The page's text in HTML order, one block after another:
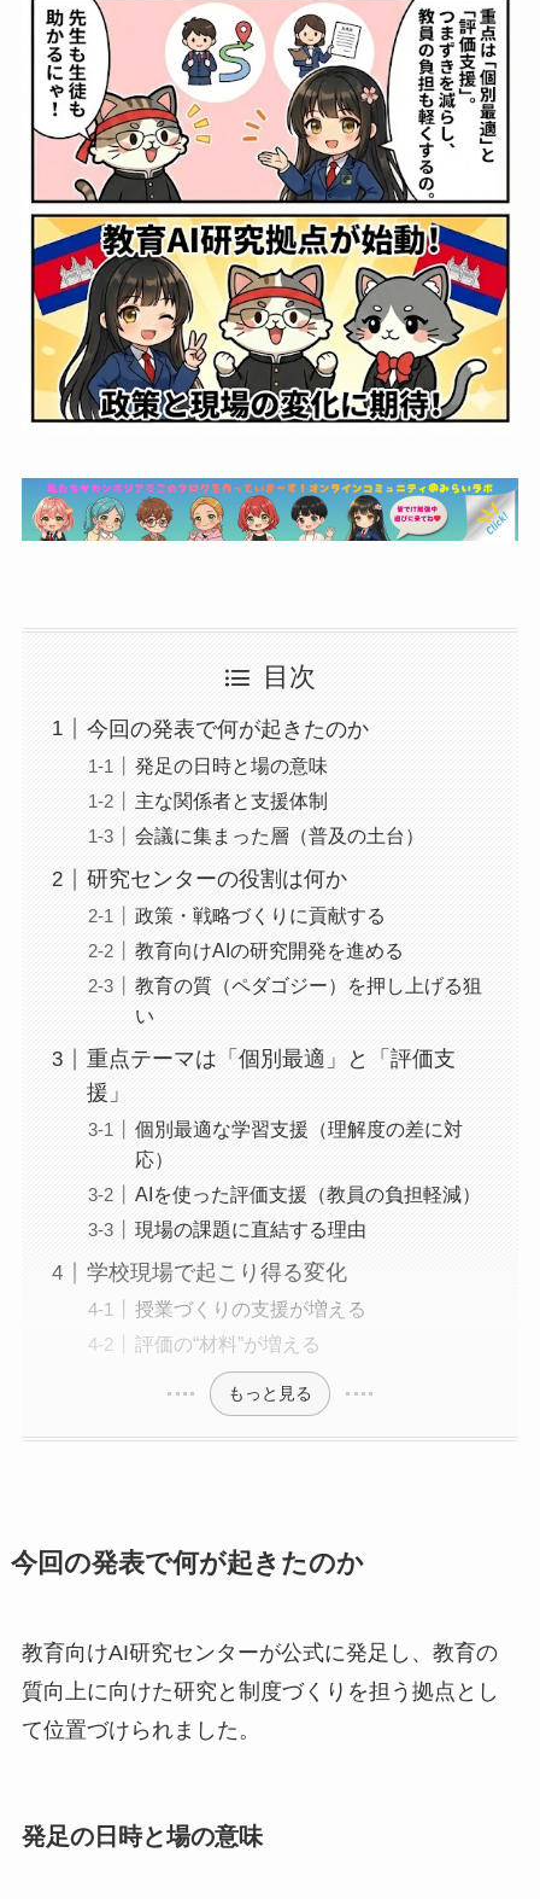
目次
今回の発表で何が起きたのか
発足の日時と場の意味
主な関係者と支援体制
会議に集まった層（普及の土台）
研究センターの役割は何か
政策・戦略づくりに貢献する
教育向けAIの研究開発を進める
教育の質（ペダゴジー）を押し上げる狙
い
重点テーマは「個別最適」と「評価支
援」
個別最適な学習支援（理解度の差に対
応）
AIを使った評価支援（教員の負担軽減）
現場の課題に直結する理由
学校現場で起こり得る変化
授業づくりの支援が増える
評価の“材料”が増える
もっと見る
今回の発表で何が起きたのか
教育向けAI研究センターが公式に発足し、教育の
質向上に向けた研究と制度づくりを担う拠点とし
て位置づけられました。
発足の日時と場の意味